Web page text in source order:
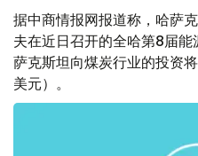
据中商情报网报道称，哈萨
夫在近日召开的全哈第8届
萨克斯坦向煤炭行业的投资
美元）。